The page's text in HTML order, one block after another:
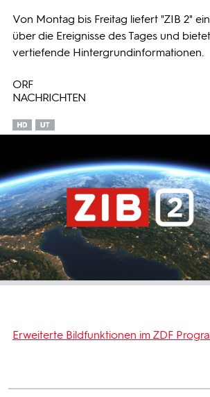
3sat
Von Montag bis Freitag liefert "ZIB 2"
über die Ereignisse des Tages und
vertiefende Hintergrundinformationen.
ORF
NACHRICHTEN
Erweiterte Bildfunktionen im ZDF